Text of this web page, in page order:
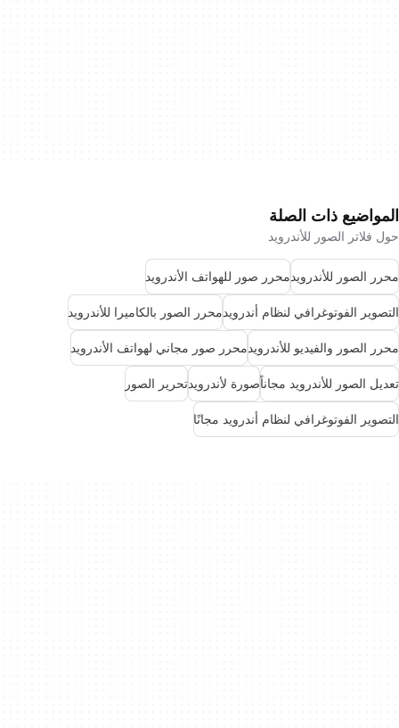
المواضيع ذات الصلة
حول فلاتر الصور للأندرويد
محرر الصور للأندرويدمحرر صور للهواتف الأندرويد
التصوير الفوتوغرافي لنظام أندرويدمحرر الصور بالكاميرا للأندرويد
محرر الصور والفيديو للأندرويدمحرر صور مجاني لهواتف الأندرويد
تعديل الصور للأندرويد مجاناًصورة لأندرويدتحرير الصور
التصوير الفوتوغرافي لنظام أندرويد مجانًا